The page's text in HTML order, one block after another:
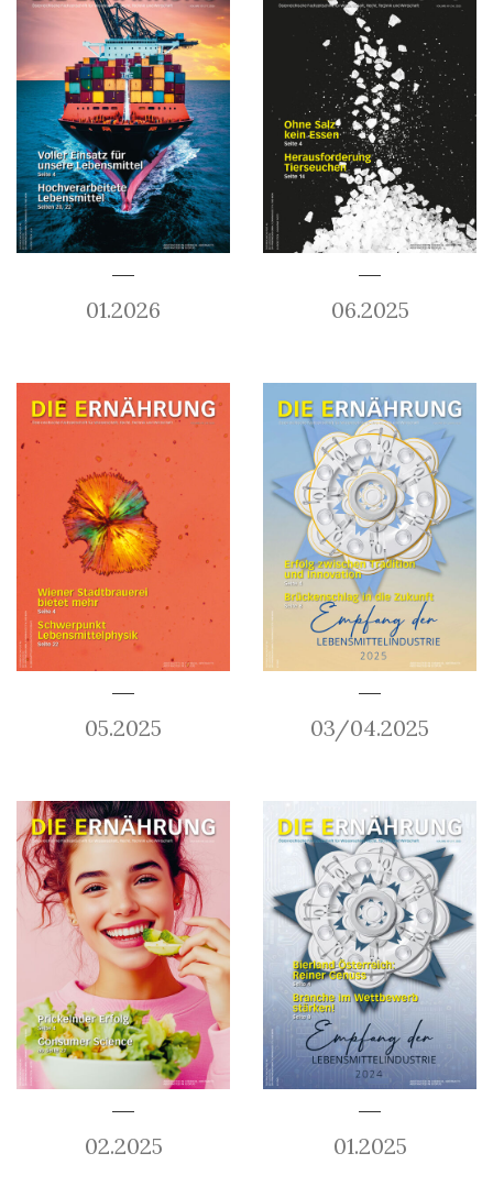
01.2026 06.2025
05.2025 03/04.2025
02.2025 01.2025